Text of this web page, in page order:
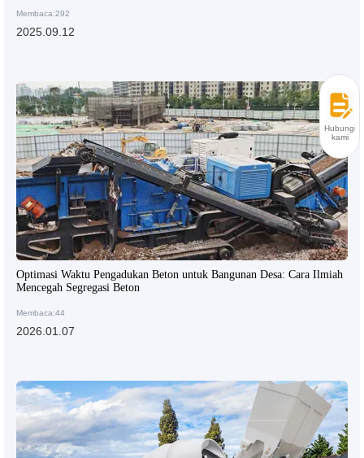
Membaca:292
2025.09.12
Optimasi Waktu Pengadukan Beton untuk Bangunan Desa: Cara Ilmiah
Mencegah Segregasi Beton
Membaca:44
2026.01.07
Hubungi
kami